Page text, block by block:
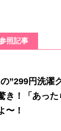
照記事
”299円洗濯
き！「あっ
〜！